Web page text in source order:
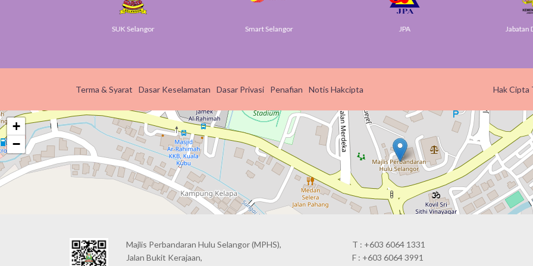
SUK Selangor Smart Selangor JPA Jabatan
Terma & Syarat Dasar Keselamatan Dasar Privasi Penafian Notis Hakcipta Hak Cipta
+
−
Majlis Perbandaran Hulu Selangor (MPHS),
Jalan Bukit Kerajaan,
T : +603 6064 1331
F : +603 6064 3991